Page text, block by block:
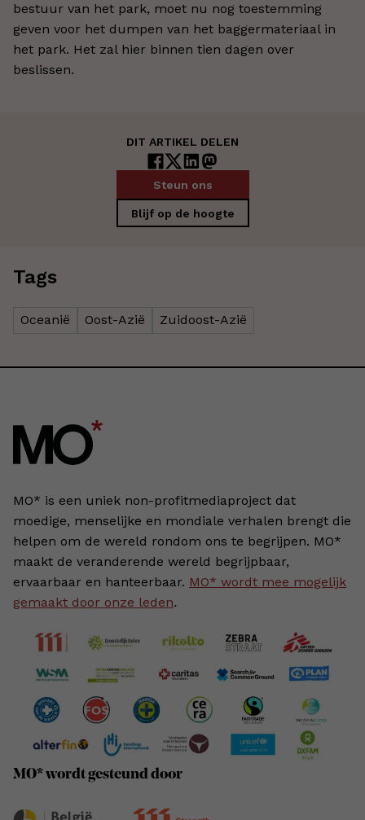
bestuur van het park, moet nu nog toestemming
geven voor het dumpen van het baggermateriaal in
het park. Het zal hier binnen tien dagen over
beslissen.
DIT ARTIKEL DELEN
Steun ons
Blijf op de hoogte
Tags
Oceanië Oost-Azië Zuidoost-Azië
MO* is een uniek non-profitmediaproject dat
moedige, menselijke en mondiale verhalen brengt die
helpen om de wereld rondom ons te begrijpen. MO*
maakt de veranderende wereld begrijpbaar,
ervaarbaar en hanteerbaar. MO* wordt mee mogelijk
gemaakt door onze leden.
MO* wordt gesteund door